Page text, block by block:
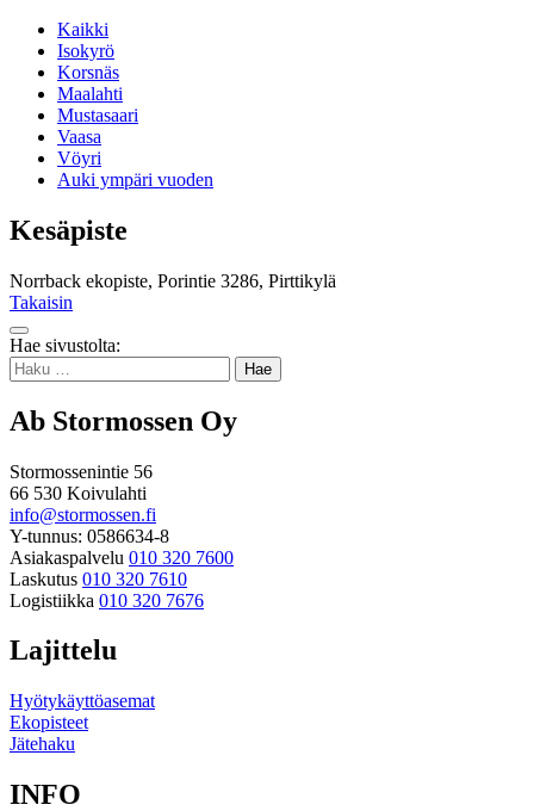
Kaikki
Isokyrö
Korsnäs
Maalahti
Mustasaari
Vaasa
Vöyri
Auki ympäri vuoden
Kesäpiste
Norrback ekopiste, Porintie 3286, Pirttikylä
Takaisin
Takaisin
ylös
Hae sivustolta:
Haku:
Ab Stormossen Oy
Stormossenintie 56
66 530 Koivulahti
info@stormossen.fi
Y-tunnus: 0586634-8
Asiakaspalvelu 010 320 7600
Laskutus 010 320 7610
Logistiikka 010 320 7676
Lajittelu
Hyötykäyttöasemat
Ekopisteet
Jätehaku
INFO